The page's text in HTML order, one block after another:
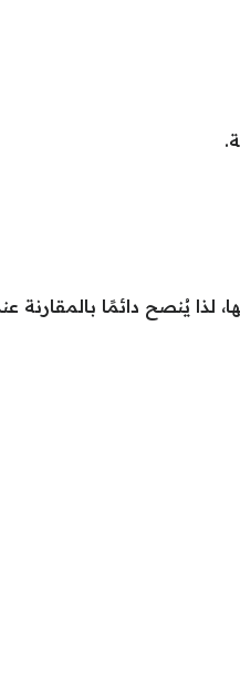
لذا يُنصح دائمًا